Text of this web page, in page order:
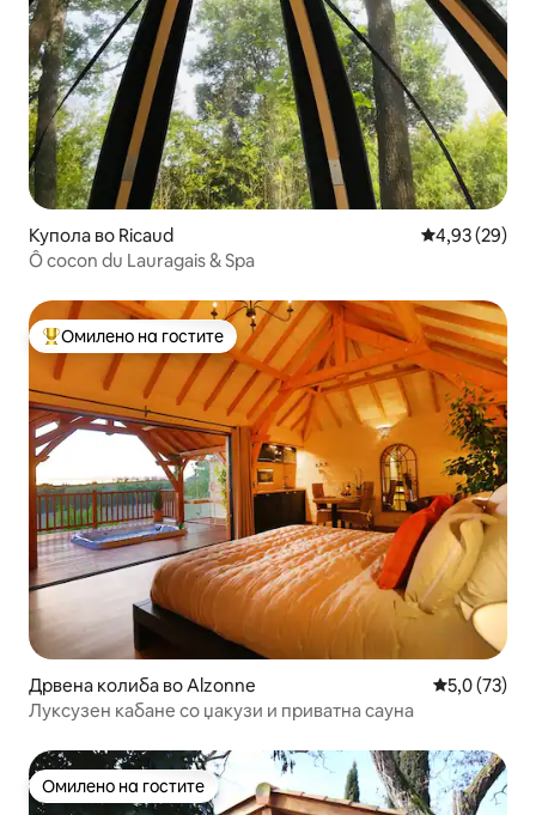
Купола во Ricaud Просечна
4,93 (29)
Ô cocon du Lauragais & Spa
Меѓу најуспешните „Омилени на гостите“
Омилено на гостите
Дрвена колиба во Alzonne Просечна
5,0 (73)
Луксузен кабане со џакузи и приватна сауна
Омилено на гостите
Омилено на гостите